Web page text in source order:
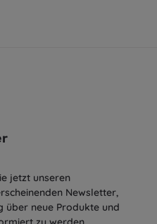
jetzt unseren
Newsletter,
über neue Produkte und